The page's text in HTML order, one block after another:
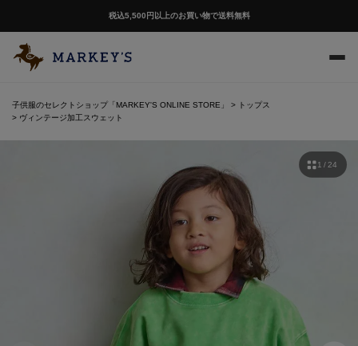
税込5,500円以上のお買い物で送料無料
子供服のセレクトショップ「MARKEY'S ONLINE STORE」
トップス
ヴィンテージ加工スウェット
1 / 24